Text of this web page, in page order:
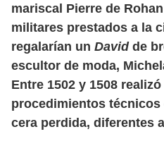
mariscal Pierre de
militares prestados a la
regalarían un Davidde
escultor de moda,
Entre 1502 y 1508
procedimientos técnicos
cera perdida, diferentes